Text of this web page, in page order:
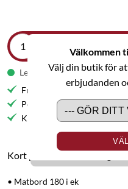
Välkommen
Välj din butik för
erbjudanden
Leveranstid 5-6 veckor
Fri frakt till butik
Personlig service
Kvalitetsmöbler
Kort produktbeskrivning
• Matbord 180 i ek